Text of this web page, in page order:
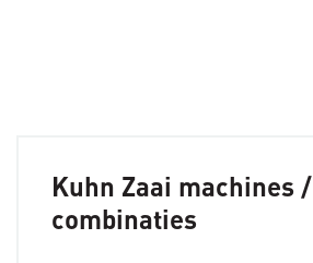
Kuhn Zaai machines /
combinaties